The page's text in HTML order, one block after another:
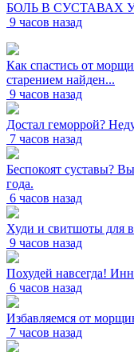
БОЛЬ В СУСТАВАХ
9 часов назад
Как спастись от
старением найден...
9 часов назад
Достал геморрой?
7 часов назад
Беспокоят суставы?
года.
6 часов назад
Худи и свитшоты для
9 часов назад
Похудей навсегда!
6 часов назад
Избавляемся от
7 часов назад